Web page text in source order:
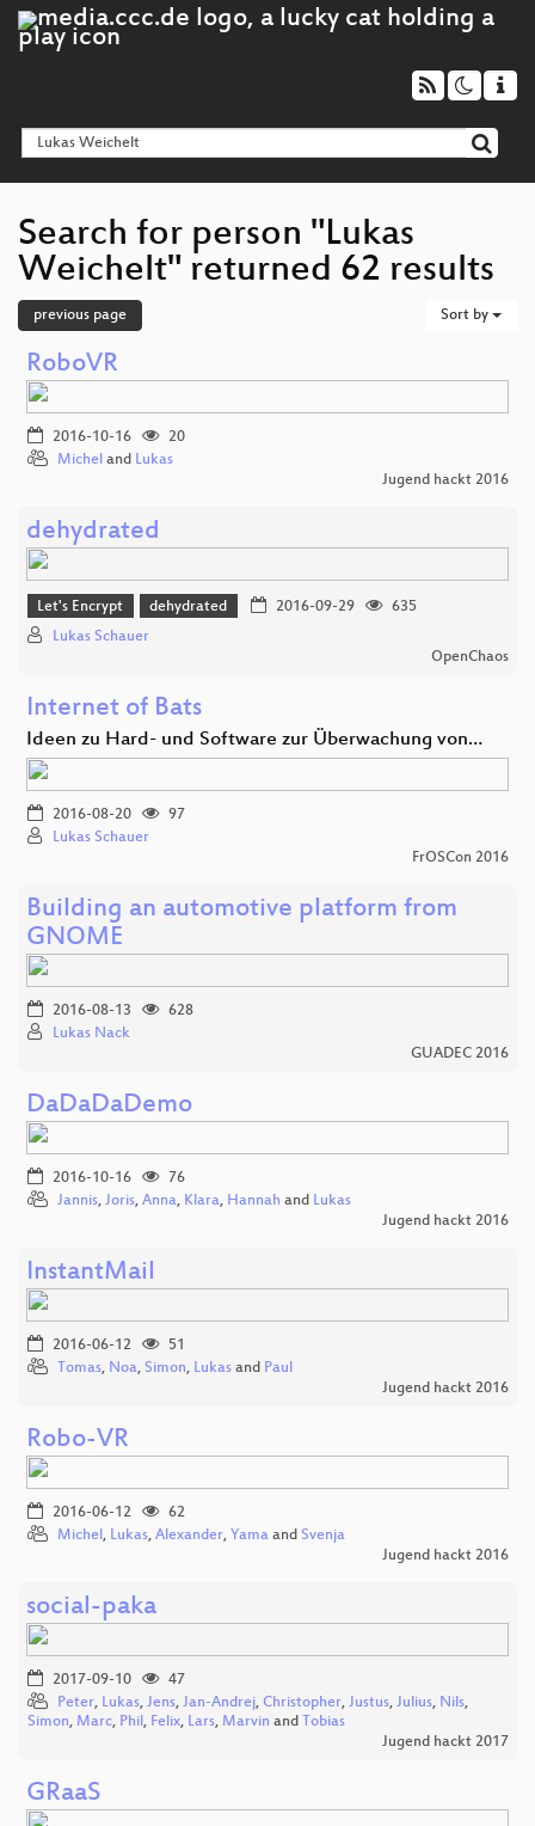
Search for person "Lukas
Weichelt" returned 62 results
previous page Sort by
RoboVR
2016-10-16
20
Michel and Lukas
Jugend hackt 2016
dehydrated
Let's Encrypt dehydrated 2016-09-29
635
Lukas Schauer
OpenChaos
Internet of Bats
Ideen zu Hard- und Software zur Überwachung von…
2016-08-20
97
Lukas Schauer
FrOSCon 2016
Building an automotive platform from
GNOME
2016-08-13
628
Lukas Nack
GUADEC 2016
DaDaDaDemo
2016-10-16
76
Jannis, Joris, Anna, Klara, Hannah and Lukas
Jugend hackt 2016
InstantMail
2016-06-12
51
Tomas, Noa, Simon, Lukas and Paul
Jugend hackt 2016
Robo-VR
2016-06-12
62
Michel , Lukas, Alexander, Yama and Svenja
Jugend hackt 2016
social-paka
2017-09-10
47
Peter, Lukas, Jens, Jan-Andrej, Christopher, Justus, Julius, Nils,
Simon, Marc, Phil , Felix, Lars, Marvin and Tobias
Jugend hackt 2017
GRaaS